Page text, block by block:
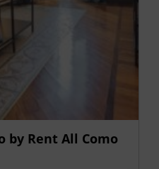
by Rent All Como